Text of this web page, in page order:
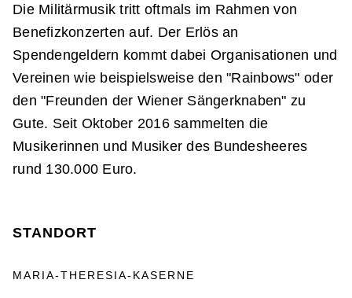
Die Militärmusik tritt oftmals im Rahmen von
Benefizkonzerten auf. Der Erlös an
Spendengeldern kommt dabei Organisationen und
Vereinen wie beispielsweise den "Rainbows" oder
den "Freunden der Wiener Sängerknaben" zu
Gute. Seit Oktober 2016 sammelten die
Musikerinnen und Musiker des Bundesheeres
rund 130.000 Euro.
STANDORT
MARIA-THERESIA-KASERNE